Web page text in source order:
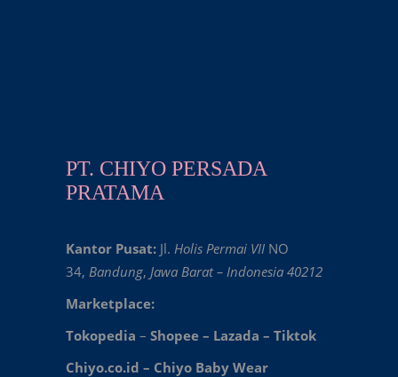
PT. CHIYO PERSADA
PRATAMA
Kantor Pusat: Jl. Holis Permai VII NO
34, Bandung, Jawa Barat – Indonesia 40212
Marketplace:
Tokopedia – Shopee – Lazada – Tiktok
Chiyo.co.id – Chiyo Baby Wear